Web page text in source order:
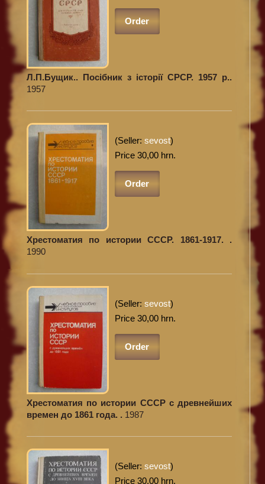
Order
Л.П.Бущик.. Посібник з історії СРСР. 1957 р..
1957
(Seller: sevost)
Price 30,00 hrn.
Order
Хрестоматия по истории СССР. 1861-1917. .
1990
(Seller: sevost)
Price 30,00 hrn.
Order
Хрестоматия по истории СССР с древнейших
времен до 1861 года. . 1987
(Seller: sevost)
Price 30,00 hrn.